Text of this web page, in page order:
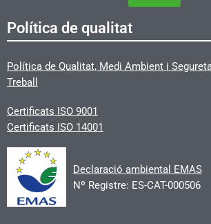
Política de qualitat
Política de Qualitat, Medi Ambient i
Treball
Certificats ISO 9001
Certificats ISO 14001
Declaració ambiental EMAS
Nº Registre: ES-CAT-000506